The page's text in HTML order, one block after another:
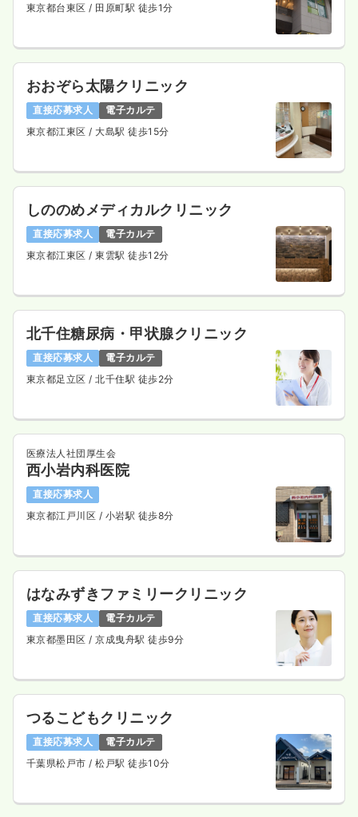
東京都台東区 / 田原町駅 徒歩1分
おおぞら太陽クリニック
直接応募求人
電子カルテ
東京都江東区 / 大島駅 徒歩15分
しののめメディカルクリニック
直接応募求人
電子カルテ
東京都江東区 / 東雲駅 徒歩12分
北千住糖尿病・甲状腺クリニック
直接応募求人
電子カルテ
東京都足立区 / 北千住駅 徒歩2分
医療法人社団厚生会
西小岩内科医院
直接応募求人
東京都江戸川区 / 小岩駅 徒歩8分
はなみずきファミリークリニック
直接応募求人
電子カルテ
東京都墨田区 / 京成曳舟駅 徒歩9分
つるこどもクリニック
直接応募求人
電子カルテ
千葉県松戸市 / 松戸駅 徒歩10分